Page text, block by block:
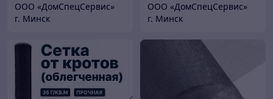
ООО «ДомCпецCервис»
г. Минск
ООО «ДомCпецCервис»
г. Минск